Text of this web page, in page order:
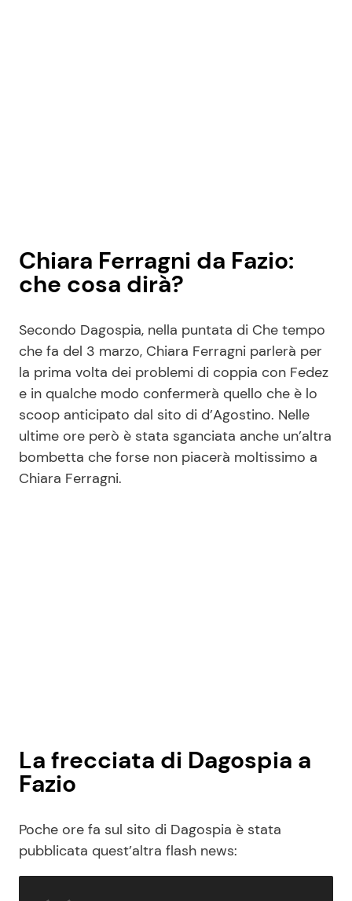
Chiara Ferragni da Fazio:
che cosa dirà?
Secondo Dagospia, nella puntata di Che tempo
che fa del 3 marzo, Chiara Ferragni parlerà per
la prima volta dei problemi di coppia con Fedez
e in qualche modo confermerà quello che è lo
scoop anticipato dal sito di d’Agostino. Nelle
ultime ore però è stata sganciata anche un’altra
bombetta che forse non piacerà moltissimo a
Chiara Ferragni.
La frecciata di Dagospia a
Fazio
Poche ore fa sul sito di Dagospia è stata
pubblicata quest’altra flash news: